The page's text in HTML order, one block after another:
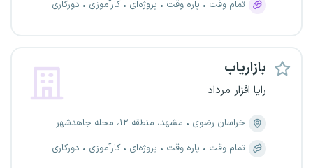
تمام وقت
پاره وقت پروژه‌ای کارآموزی دورکاری
بازاریاب
رایا افزار مرداد
خراسان رضوی
مشهد، منطقه ۱۲، محله جاهدشهر
تمام وقت
پاره وقت پروژه‌ای کارآموزی دورکاری